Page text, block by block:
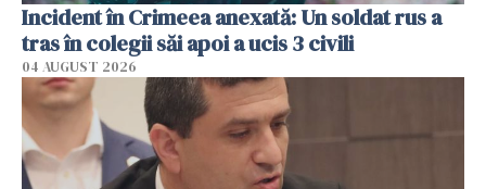
Incident în Crimeea anexată: Un soldat rus a
tras în colegii săi apoi a ucis 3 civili
04 AUGUST 2026